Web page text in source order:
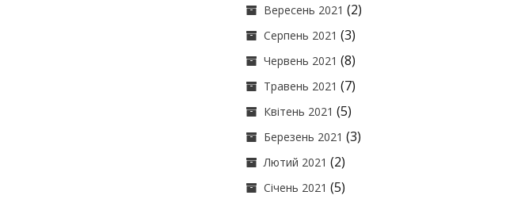
Вересень 2021 (2)
Серпень 2021 (3)
Червень 2021 (8)
Травень 2021 (7)
Квітень 2021 (5)
Березень 2021 (3)
Лютий 2021 (2)
Січень 2021 (5)